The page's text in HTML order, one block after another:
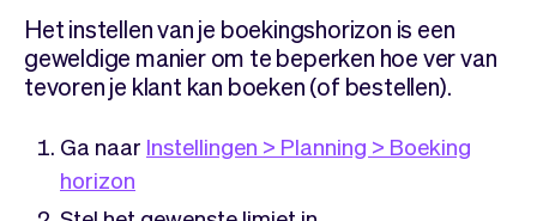
Inschrijfformulier
Bestelsysteem
afspraken
Verhalen
Blog
Hulp
Checkout
Betalingen
App
Analytics
Bedrijf
Software
Het instellen van je boekingshorizon is een
geweldige manier om te beperken hoe ver van
tevoren je klant kan boeken (of bestellen).
Ga naar Instellingen > Planning > Boeking
horizon